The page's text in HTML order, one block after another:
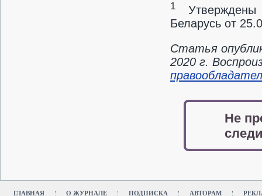
1 Утверждены
Беларусь от
Статья
2020 г.
Не
ГЛАВНАЯ О ЖУРНАЛЕ ПОДПИСКА АВТОРАМ